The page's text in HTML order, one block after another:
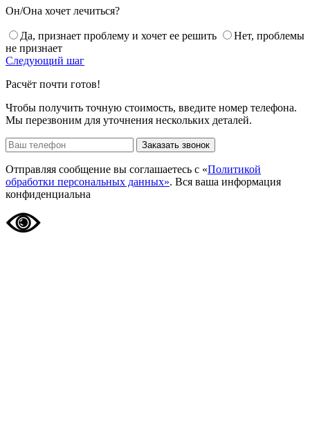
Он/Она хочет лечиться?
Да, признает проблему и хочет ее решить
Нет, проблемы
не признает
Следующий шаг
Расчёт почти готов!
Чтобы получить точную стоимость, введите номер телефона.
Мы перезвоним для уточнения нескольких деталей.
Заказать звонок
Отправляя сообщение вы соглашаетесь с «Политикой
обработки персональных данных». Вся ваша информация
конфиденциальна